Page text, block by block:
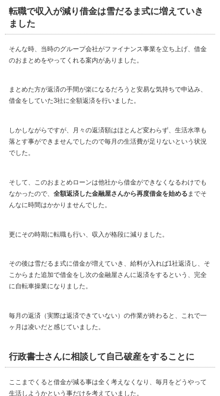
転職で収入が減り借金は雪だるま式に増えていき
ました
そんな時、当時のグループ会社がファイナンス事業を立ち上げ、借金
のおまとめをやってくれる案内がありました。
まとめた方が返済の手間が楽になるだろうと安易な気持ちで申込み、
借金をしていた3社に全額返済を行いました。
しかしながらですが、月々の返済額はほとんど変わらず、生活水準も
落とす事ができませんでしたので毎月の生活費が足りないという状況
でした。
そして、このおまとめローンは他社から借金ができなくなるわけでも
なかったので、 全額返済した金融屋さんから再度借金を始める までそ
んなに時間はかかりませんでした。
更にその時期に転職も行い、収入が格段に減りました。
その後は雪だるま式に借金が増えていき、給料が入れば1社返済し、そ
こからまた追加で借金をし次の金融屋さんに返済をするという、完全
に自転車操業になりました。
毎月の返済（実際は返済できていない）の作業が終わると、これで一
ヶ月は凌いだと感じていました。
行政書士さんに相談して自己破産をすることに
ここまでくると借金が減る事は全く考えなくなり、毎月をどうやって
生活しようかという事だけを考えていました。